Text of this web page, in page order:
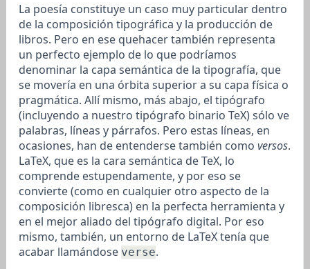
La poesía constituye un caso muy particular dentro
de la composición tipográfica y la producción de
libros. Pero en ese quehacer también representa
un perfecto ejemplo de lo que podríamos
denominar la capa semántica de la tipografía, que
se movería en una órbita superior a su capa física o
pragmática. Allí mismo, más abajo, el tipógrafo
(incluyendo a nuestro tipógrafo binario TeX) sólo ve
palabras, líneas y párrafos. Pero estas líneas, en
ocasiones, han de entenderse también como versos.
LaTeX, que es la cara semántica de TeX, lo
comprende estupendamente, y por eso se
convierte (como en cualquier otro aspecto de la
composición libresca) en la perfecta herramienta y
en el mejor aliado del tipógrafo digital. Por eso
mismo, también, un entorno de LaTeX tenía que
acabar llamándose verse.